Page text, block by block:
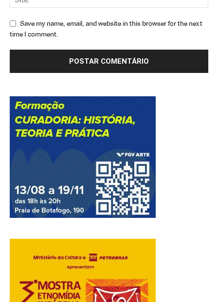
Save my name, email, and website in this browser for the next
time I comment.